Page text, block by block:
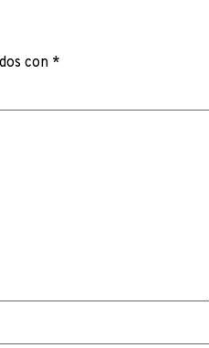
con *